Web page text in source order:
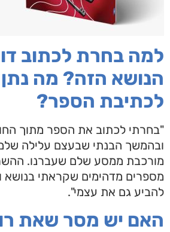
למה בחרת לכתוב
הנושא הזה? מה
לכתיבת הספר?
"בחרתי לכתוב את הספר מתוך
ובהמשך הבנתי שבעצם עלילה
מורכבת ממסע שלם שעברנו.
מספרים מדהימים שקראתי בנושא
להביע גם את עצמי".
האם יש מסר שאת